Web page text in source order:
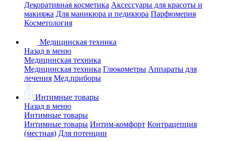
Декоративная косметика Аксессуары для красоты и
макияжа Для маникюра и педикюра Парфюмерия
Косметология
Медицинская техника
Назад в меню
Медицинская техника
Медицинская техника Глюкометры Аппараты для
лечения Мед.приборы
Интимные товары
Назад в меню
Интимные товары
Интимные товары Интим-комфорт Контрацепция
(местная) Для потенции